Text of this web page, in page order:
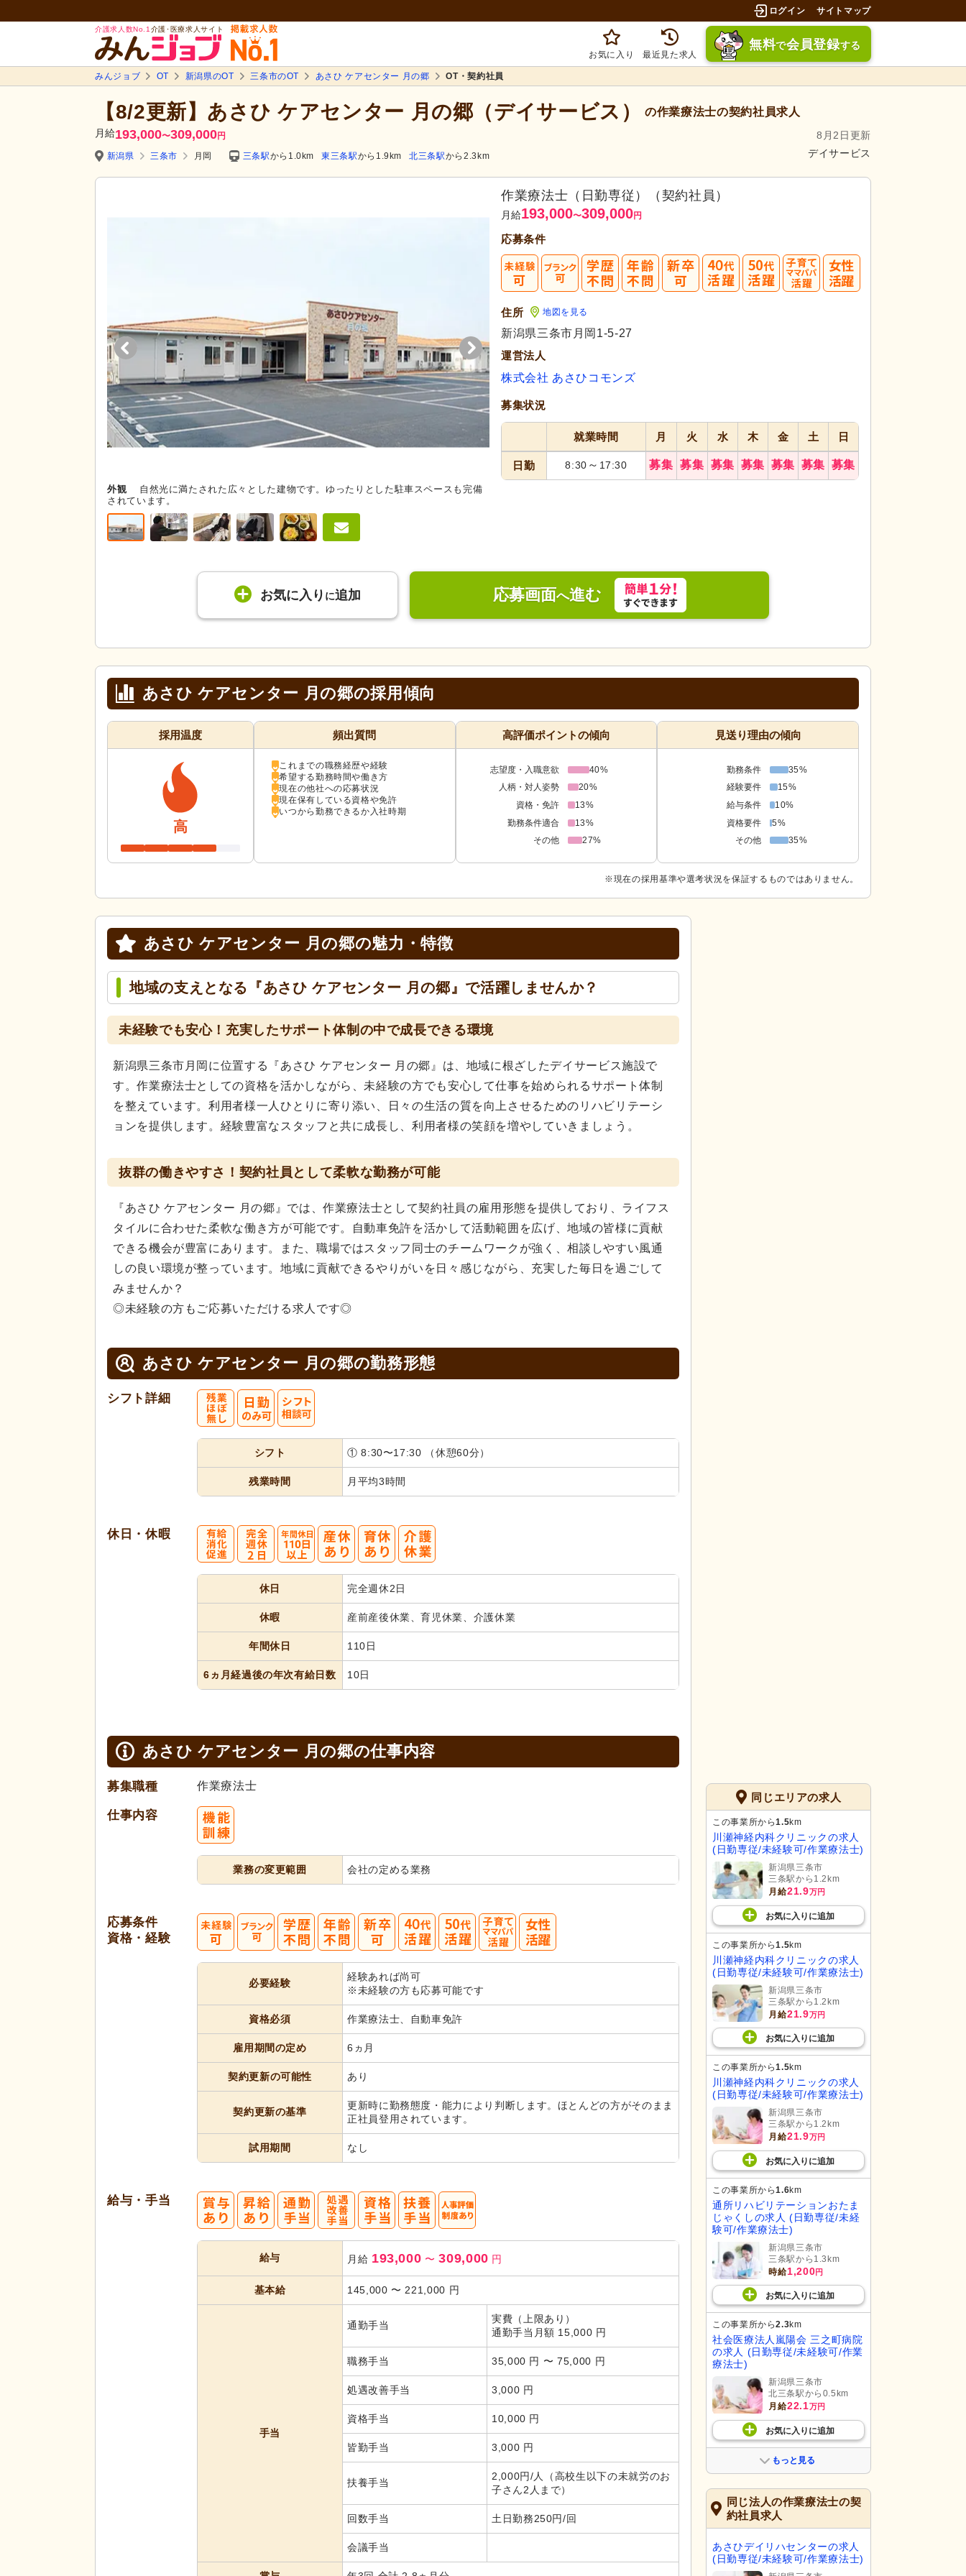
ログイン サイトマップ
介護求人数No.1 介護･医療求人サイト
お気に入り 最近見た求人
無料で会員登録する
みんジョブ OT 新潟県のOT 三条市のOT あさひ ケアセンター 月の郷 OT・契約社員
【8/2更新】あさひ ケアセンター 月の郷（デイサービス） の作業療法士の契約社員求人
月給193,000〜309,000円
8月2日更新
デイサービス
新潟県 三条市 月岡 三条駅から1.0km 東三条駅から1.9km 北三条駅から2.3km
外観
自然光に満たされた広々とした建物です。ゆったりとした駐車スペースも完備
されています。
作業療法士（日勤専従）（契約社員）
月給193,000〜309,000円
応募条件
住所 地図を見る
新潟県三条市月岡1-5-27
運営法人
株式会社 あさひコモンズ
募集状況
就業時間 月 火 水 木 金 土 日
日勤 8:30 ～ 17:30 募集 募集 募集 募集 募集 募集 募集
お気に入り に追加 応募画面へ進む
あさひ ケアセンター 月の郷の採用傾向
採用温度
高
頻出質問
これまでの職務経歴や経験
希望する勤務時間や働き方
現在の他社への応募状況
現在保有している資格や免許
いつから勤務できるか入社時期
高評価ポイントの傾向
志望度・入職意欲
40%
人柄・対人姿勢
20%
資格・免許
13%
勤務条件適合
13%
その他
27%
見送り理由の傾向
勤務条件
35%
経験要件
15%
給与条件
10%
資格要件
5%
その他
35%
※現在の採用基準や選考状況を保証するものではありません。
あさひ ケアセンター 月の郷の魅力・特徴
地域の支えとなる『あさひ ケアセンター 月の郷』で活躍しませんか？
未経験でも安心！充実したサポート体制の中で成長できる環境
新潟県三条市月岡に位置する『あさひ ケアセンター 月の郷』は、地域に根ざしたデイサービス施設で
す。作業療法士としての資格を活かしながら、未経験の方でも安心して仕事を始められるサポート体制
を整えています。利用者様一人ひとりに寄り添い、日々の生活の質を向上させるためのリハビリテーシ
ョンを提供します。経験豊富なスタッフと共に成長し、利用者様の笑顔を増やしていきましょう。
抜群の働きやすさ！契約社員として柔軟な勤務が可能
『あさひ ケアセンター 月の郷』では、作業療法士として契約社員の雇用形態を提供しており、ライフス
タイルに合わせた柔軟な働き方が可能です。自動車免許を活かして活動範囲を広げ、地域の皆様に貢献
できる機会が豊富にあります。また、職場ではスタッフ同士のチームワークが強く、相談しやすい風通
しの良い環境が整っています。地域に貢献できるやりがいを日々感じながら、充実した毎日を過ごして
みませんか？
◎未経験の方もご応募いただける求人です◎
あさひ ケアセンター 月の郷の勤務形態
シフト詳細
シフト ① 8:30〜17:30 （休憩60分）
残業時間 月平均3時間
休日・休暇
休日 完全週休2日
休暇 産前産後休業、育児休業、介護休業
年間休日 110日
6ヵ月経過後の年次有給日数 10日
あさひ ケアセンター 月の郷の仕事内容
募集職種 作業療法士
仕事内容
業務の変更範囲 会社の定める業務
応募条件
資格・経験
必要経験
経験あれば尚可
※未経験の方も応募可能です
資格必須 作業療法士、自動車免許
雇用期間の定め 6ヵ月
契約更新の可能性 あり
契約更新の基準
更新時に勤務態度・能力により判断します。ほとんどの方がそのまま
正社員登用されています。
試用期間 なし
給与・手当
給与 月給 193,000 〜 309,000 円
基本給 145,000 〜 221,000 円
手当
通勤手当
実費（上限あり）
通勤手当月額 15,000 円
職務手当 35,000 円 〜 75,000 円
処遇改善手当 3,000 円
資格手当 10,000 円
皆勤手当 3,000 円
扶養手当
2,000円/人（高校生以下の未就労のお
子さん2人まで）
回数手当 土日勤務250円/回
会議手当
同じエリアの求人
この事業所から1.5km
川瀬神経内科クリニックの求人
(日勤専従/未経験可/作業療法士)
新潟県三条市
三条駅から1.2km
月給21.9万円
お気に入り に追加
この事業所から1.5km
川瀬神経内科クリニックの求人
(日勤専従/未経験可/作業療法士)
新潟県三条市
三条駅から1.2km
月給21.9万円
お気に入り に追加
この事業所から1.5km
川瀬神経内科クリニックの求人
(日勤専従/未経験可/作業療法士)
新潟県三条市
三条駅から1.2km
月給21.9万円
お気に入り に追加
この事業所から1.6km
通所リハビリテーションおたま
じゃくしの求人 (日勤専従/未経
験可/作業療法士)
新潟県三条市
三条駅から1.3km
時給1,200円
お気に入り に追加
この事業所から2.3km
社会医療法人嵐陽会 三之町病院
の求人 (日勤専従/未経験可/作業
療法士)
新潟県三条市
北三条駅から0.5km
月給22.1万円
お気に入り に追加
もっと見る
同じ法人の作業療法士の契
約社員求人
あさひデイリハセンターの求人
(日勤専従/未経験可/作業療法士)